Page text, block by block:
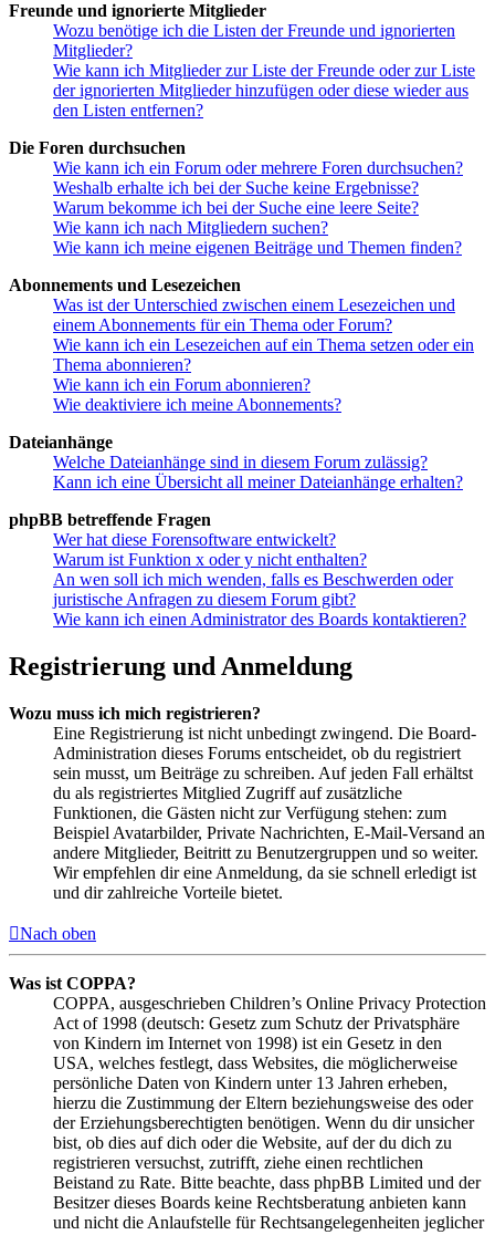
Freunde und ignorierte Mitglieder
Wozu benötige ich die Listen der Freunde und ignorierten
Mitglieder?
Wie kann ich Mitglieder zur Liste der Freunde oder zur Liste
der ignorierten Mitglieder hinzufügen oder diese wieder aus
den Listen entfernen?
Die Foren durchsuchen
Wie kann ich ein Forum oder mehrere Foren durchsuchen?
Weshalb erhalte ich bei der Suche keine Ergebnisse?
Warum bekomme ich bei der Suche eine leere Seite?
Wie kann ich nach Mitgliedern suchen?
Wie kann ich meine eigenen Beiträge und Themen finden?
Abonnements und Lesezeichen
Was ist der Unterschied zwischen einem Lesezeichen und
einem Abonnements für ein Thema oder Forum?
Wie kann ich ein Lesezeichen auf ein Thema setzen oder ein
Thema abonnieren?
Wie kann ich ein Forum abonnieren?
Wie deaktiviere ich meine Abonnements?
Dateianhänge
Welche Dateianhänge sind in diesem Forum zulässig?
Kann ich eine Übersicht all meiner Dateianhänge erhalten?
phpBB betreffende Fragen
Wer hat diese Forensoftware entwickelt?
Warum ist Funktion x oder y nicht enthalten?
An wen soll ich mich wenden, falls es Beschwerden oder
juristische Anfragen zu diesem Forum gibt?
Wie kann ich einen Administrator des Boards kontaktieren?
Registrierung und Anmeldung
Wozu muss ich mich registrieren?
Eine Registrierung ist nicht unbedingt zwingend. Die Board-
Administration dieses Forums entscheidet, ob du registriert
sein musst, um Beiträge zu schreiben. Auf jeden Fall erhältst
du als registriertes Mitglied Zugriff auf zusätzliche
Funktionen, die Gästen nicht zur Verfügung stehen: zum
Beispiel Avatarbilder, Private Nachrichten, E-Mail-Versand an
andere Mitglieder, Beitritt zu Benutzergruppen und so weiter.
Wir empfehlen dir eine Anmeldung, da sie schnell erledigt ist
und dir zahlreiche Vorteile bietet.
Nach oben
Was ist COPPA?
COPPA, ausgeschrieben Children’s Online Privacy Protection
Act of 1998 (deutsch: Gesetz zum Schutz der Privatsphäre
von Kindern im Internet von 1998) ist ein Gesetz in den
USA, welches festlegt, dass Websites, die möglicherweise
persönliche Daten von Kindern unter 13 Jahren erheben,
hierzu die Zustimmung der Eltern beziehungsweise des oder
der Erziehungsberechtigten benötigen. Wenn du dir unsicher
bist, ob dies auf dich oder die Website, auf der du dich zu
registrieren versuchst, zutrifft, ziehe einen rechtlichen
Beistand zu Rate. Bitte beachte, dass phpBB Limited und der
Besitzer dieses Boards keine Rechtsberatung anbieten kann
und nicht die Anlaufstelle für Rechtsangelegenheiten jeglicher